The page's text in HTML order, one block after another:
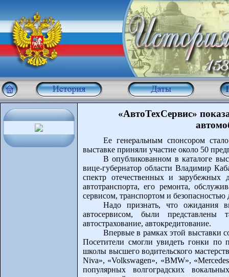
«АвтоТехСервис»
Ее генеральным спонсором
выставке приняли участие около 50
В опубликованном в каталоге
вице-губернатор области Владимир
спектр отечественных и зарубежных
автотранспорта, его ремонта,
сервисом, транспортом и
Надо признать, что ожидания
автосервисом, были представлены
автострахование, автокредитование.
Впервые в рамках этой выставки
Посетители смогли увидеть гонки по
школы высшего водительского
Niva», «Volkswagen», «BMW»,
популярных волгоградских